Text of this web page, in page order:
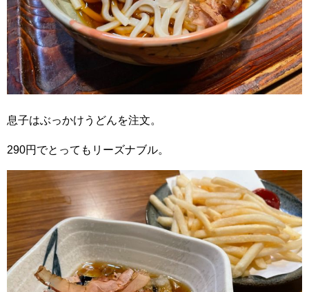
息子はぶっかけうどんを注文。
290円でとってもリーズナブル。